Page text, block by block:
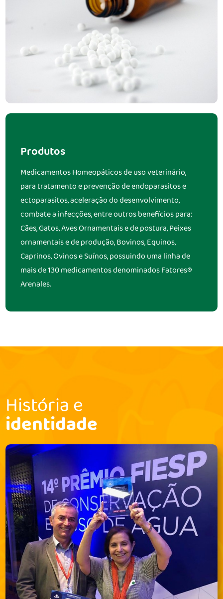
Produtos
Medicamentos Homeopáticos de uso veterinário,
para tratamento e prevenção de endoparasitos e
ectoparasitos, aceleração do desenvolvimento,
combate a infecções, entre outros benefícios para:
Cães, Gatos, Aves Ornamentais e de postura, Peixes
ornamentais e de produção, Bovinos, Equinos,
Caprinos, Ovinos e Suínos, possuindo uma linha de
mais de 130 medicamentos denominados Fatores®
Arenales.
História e
identidade